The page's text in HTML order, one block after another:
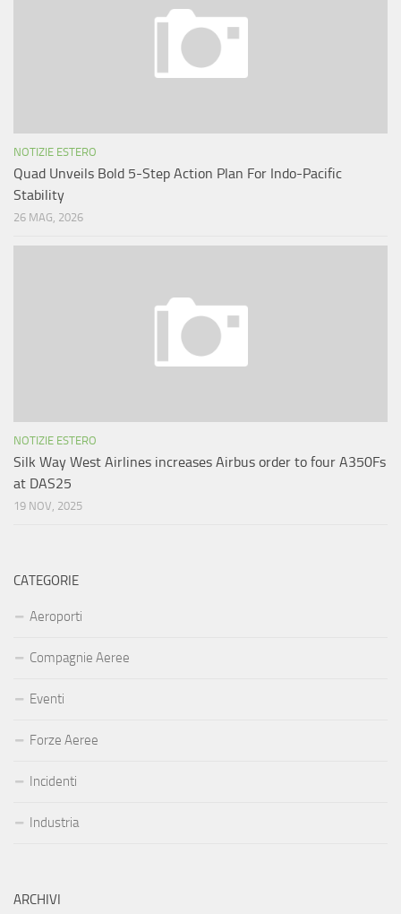
NOTIZIE ESTERO
Quad Unveils Bold 5-Step Action Plan For Indo-Pacific
Stability
26 MAG, 2026
NOTIZIE ESTERO
Silk Way West Airlines increases Airbus order to four A350Fs
at DAS25
19 NOV, 2025
CATEGORIE
Aeroporti
Compagnie Aeree
Eventi
Forze Aeree
Incidenti
Industria
ARCHIVI